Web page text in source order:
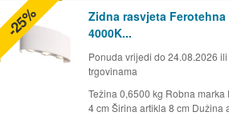
Zidna rasvjeta Ferotehna
4000K...
Ponuda vrijedi do 24.08.2026
trgovinama
Težina 0,6500 kg Robna
4 cm Širina artikla 8 cm Dužina
-25%